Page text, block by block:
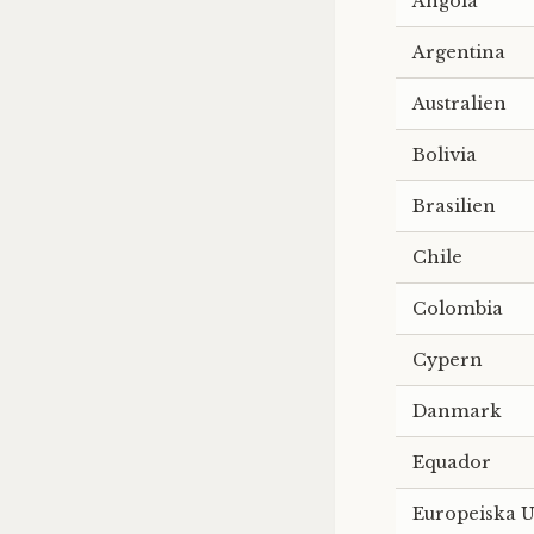
Argentina
Australien
Bolivia
Brasilien
Chile
Colombia
Cypern
Danmark
Equador
Europeiska